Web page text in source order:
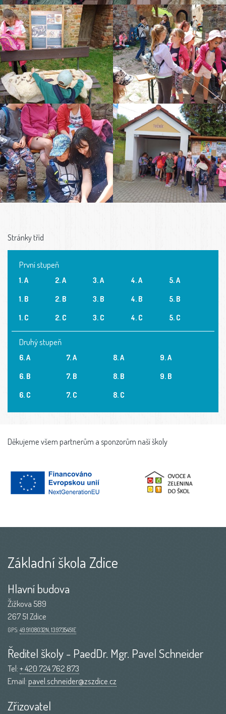
Stránky tříd
První stupeň
1. A
1. B
1. C
2. A
2. B
2. C
3. A
3. B
3. C
4. A
4. B
4. C
5. A
5. B
5. C
Druhý stupeň
6. A
6. B
6. C
7. A
7. B
7. C
8. A
8. B
8. C
9. A
9. B
Děkujeme všem partnerům a sponzorům naší školy
Základní škola Zdice
Hlavní budova
Žižkova 589
267 51 Zdice
GPS: 49.9108032N, 13.9735451E
Ředitel školy - PaedDr. Mgr. Pavel Schneider
Tel:+ 420 724 762 873
Email:pavel.schneider@zszdice.cz
Zřizovatel